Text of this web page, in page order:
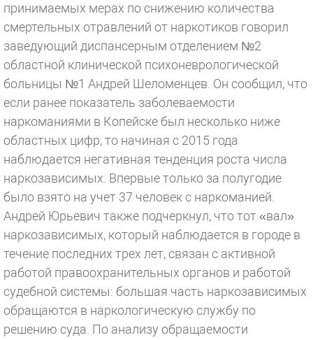
принимаемых мерах по снижению количества
смертельных отравлений от наркотиков говорил
заведующий диспансерным отделением №2
областной клинической психоневрологической
больницы №1 Андрей Шеломенцев. Он сообщил, что
если ранее показатель заболеваемости
наркоманиями в Копейске был несколько ниже
областных цифр, то начиная с 2015 года
наблюдается негативная тенденция роста числа
наркозависимых. Впервые только за полугодие
было взято на учет 37 человек с наркоманией.
Андрей Юрьевич также подчеркнул, что тот «вал»
наркозависимых, который наблюдается в городе в
течение последних трех лет, связан с активной
работой правоохранительных органов и работой
судебной системы: большая часть наркозависимых
обращаются в наркологическую службу по
решению суда. По анализу обращаемости